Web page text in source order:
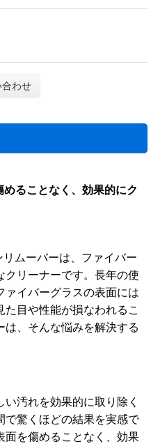
わせ
ることなく、効果的にク
ムーバーは、ファイバー
クリーナーです。長年の使
ァイバーグラスの表面には
目や性能が損なわれるこ
は、そんな悩みを解決する
汚れを効果的に取り除く
で驚くほどの結果を実感で
面を傷めることなく、効果